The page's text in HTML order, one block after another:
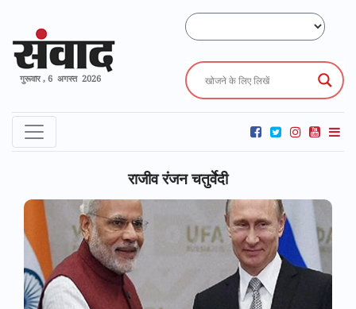
गुरूवार , 6 अगस्त 2026
राजीव रंजन चतुर्वेदी